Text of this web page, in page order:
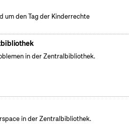
um den Tag der Kinderrechte
in der Zentralbibliothek.
in der Zentralbibliothek.